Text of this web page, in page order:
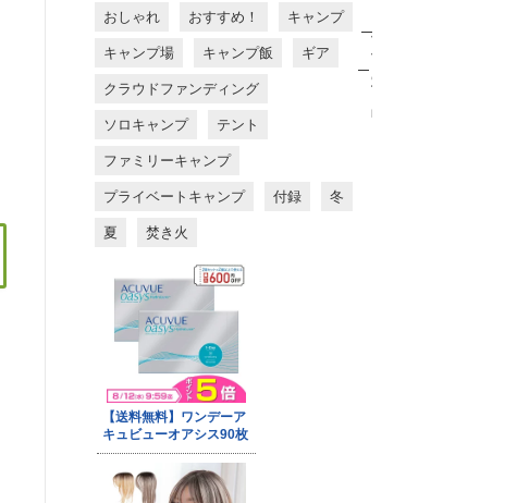
おしゃれ おすすめ！ キャンプ
キャンプ場 キャンプ飯 ギア
クラウドファンディング
ソロキャンプ テント
ファミリーキャンプ
プライベートキャンプ 付録 冬
夏 焚き火
す
す
め
商
品